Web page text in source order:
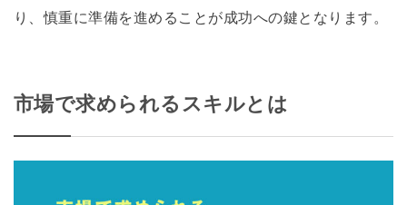
り、慎重に準備を進めることが成功への鍵となります。
市場で求められるスキルとは